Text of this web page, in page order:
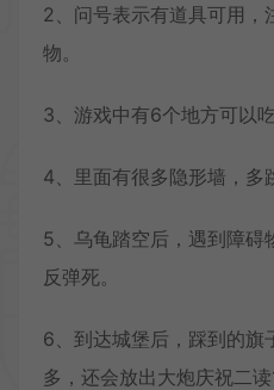
2、问号表示有道具可用，
物。
3、游戏中有6个地方可以吃
4、里面有很多隐形墙，多
5、乌龟踏空后，遇到障碍
反弹死。
6、到达城堡后，踩到的旗
多，还会放出大炮庆祝二读